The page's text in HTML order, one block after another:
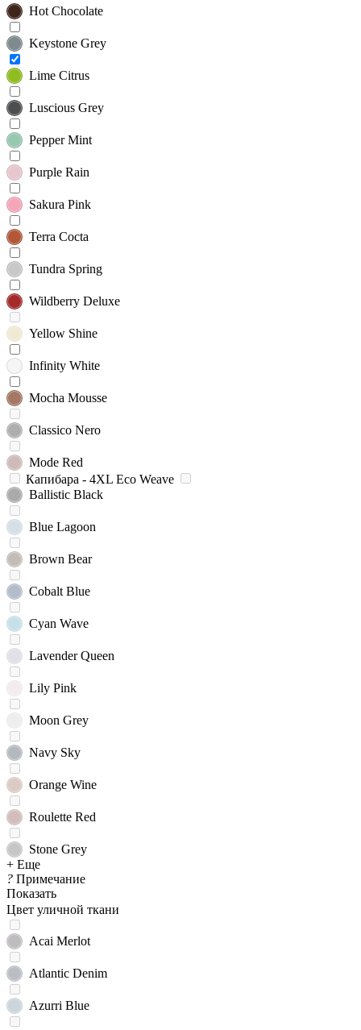
Hot Chocolate
Keystone Grey
Lime Citrus
Luscious Grey
Pepper Mint
Purple Rain
Sakura Pink
Terra Cocta
Tundra Spring
Wildberry Deluxe
Yellow Shine
Infinity White
Mocha Mousse
Classico Nero
Mode Red
Капибара - 4XL Eco Weave
Ballistic Black
Blue Lagoon
Brown Bear
Cobalt Blue
Cyan Wave
Lavender Queen
Lily Pink
Moon Grey
Navy Sky
Orange Wine
Roulette Red
Stone Grey
+ Еще
? Примечание
Показать
Цвет уличной ткани
Acai Merlot
Atlantic Denim
Azurri Blue